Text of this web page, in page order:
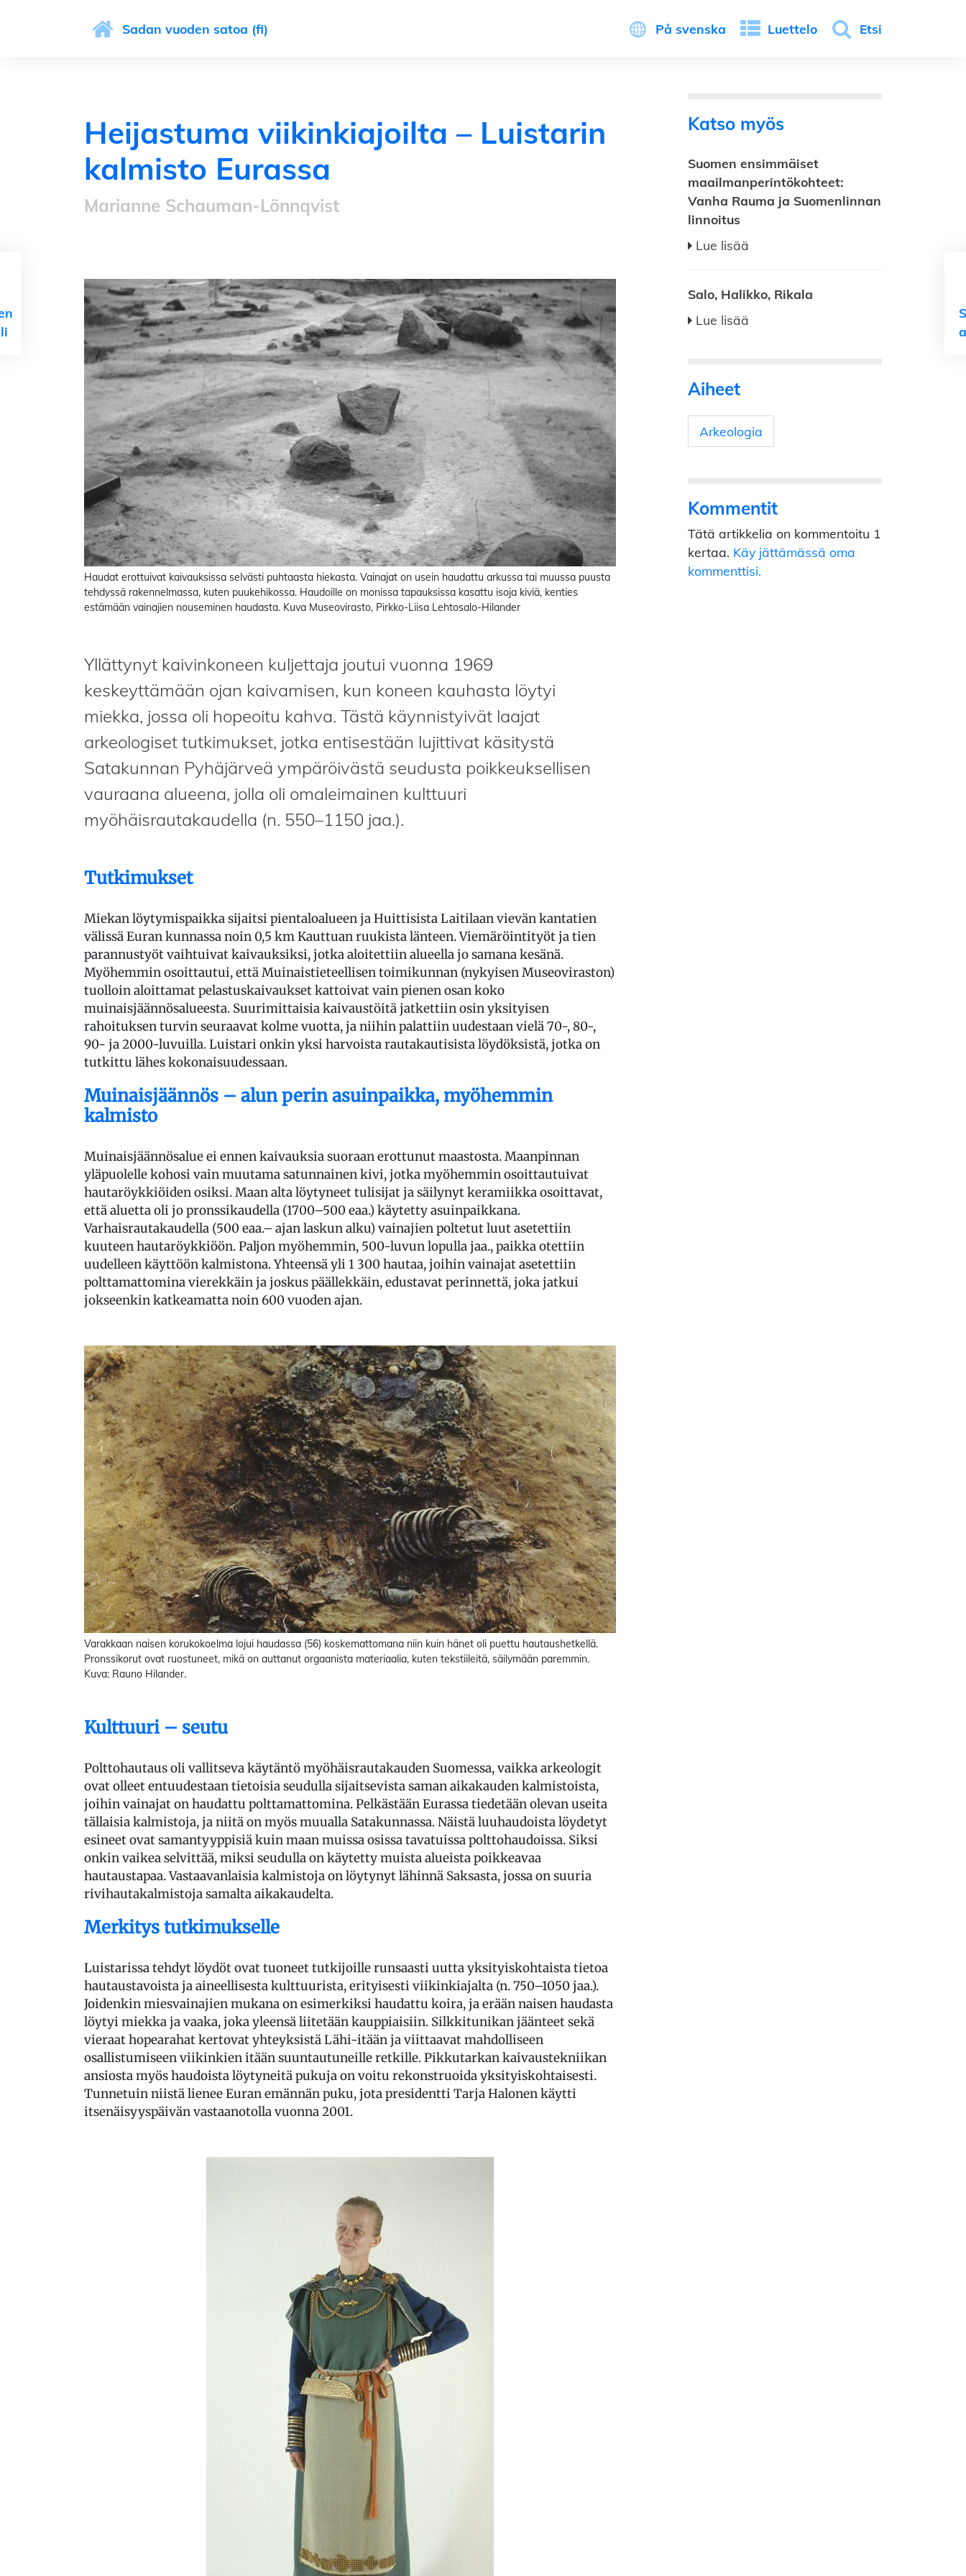
Sadan vuoden satoa (fi) Etsi
Luettelo
På svenska
Heijastuma viikinkiajoilta – Luistarin
kalmisto Eurassa
Marianne Schauman-Lönnqvist
Haudat erottuivat kaivauksissa selvästi puhtaasta hiekasta. Vainajat on usein haudattu arkussa tai muussa puusta
tehdyssä rakennelmassa, kuten puukehikossa. Haudoille on monissa tapauksissa kasattu isoja kiviä, kenties
estämään vainajien nouseminen haudasta. Kuva Museovirasto, Pirkko-Liisa Lehtosalo-Hilander
Yllättynyt kaivinkoneen kuljettaja joutui vuonna 1969
keskeyttämään ojan kaivamisen, kun koneen kauhasta löytyi
miekka, jossa oli hopeoitu kahva. Tästä käynnistyivät laajat
arkeologiset tutkimukset, jotka entisestään lujittivat käsitystä
Satakunnan Pyhäjärveä ympäröivästä seudusta poikkeuksellisen
vauraana alueena, jolla oli omaleimainen kulttuuri
myöhäisrautakaudella (n. 550–1150 jaa.).
Tutkimukset
Miekan löytymispaikka sijaitsi pientaloalueen ja Huittisista Laitilaan vievän kantatien
välissä Euran kunnassa noin 0,5 km Kauttuan ruukista länteen. Viemäröintityöt ja tien
parannustyöt vaihtuivat kaivauksiksi, jotka aloitettiin alueella jo samana kesänä.
Myöhemmin osoittautui, että Muinaistieteellisen toimikunnan (nykyisen Museoviraston)
tuolloin aloittamat pelastuskaivaukset kattoivat vain pienen osan koko
muinaisjäännösalueesta. Suurimittaisia kaivaustöitä jatkettiin osin yksityisen
rahoituksen turvin seuraavat kolme vuotta, ja niihin palattiin uudestaan vielä 70-, 80-,
90- ja 2000-luvuilla. Luistari onkin yksi harvoista rautakautisista löydöksistä, jotka on
tutkittu lähes kokonaisuudessaan.
Muinaisjäännös – alun perin asuinpaikka, myöhemmin
kalmisto
Muinaisjäännösalue ei ennen kaivauksia suoraan erottunut maastosta. Maanpinnan
yläpuolelle kohosi vain muutama satunnainen kivi, jotka myöhemmin osoittautuivat
hautaröykkiöiden osiksi. Maan alta löytyneet tulisijat ja säilynyt keramiikka osoittavat,
että aluetta oli jo pronssikaudella (1700–500 eaa.) käytetty asuinpaikkana.
Varhaisrautakaudella (500 eaa.– ajan laskun alku) vainajien poltetut luut asetettiin
kuuteen hautaröykkiöön. Paljon myöhemmin, 500-luvun lopulla jaa., paikka otettiin
uudelleen käyttöön kalmistona. Yhteensä yli 1 300 hautaa, joihin vainajat asetettiin
polttamattomina vierekkäin ja joskus päällekkäin, edustavat perinnettä, joka jatkui
jokseenkin katkeamatta noin 600 vuoden ajan.
Varakkaan naisen korukokoelma lojui haudassa (56) koskemattomana niin kuin hänet oli puettu hautaushetkellä.
Pronssikorut ovat ruostuneet, mikä on auttanut orgaanista materiaalia, kuten tekstiileitä, säilymään paremmin.
Kuva: Rauno Hilander.
Kulttuuri – seutu
Polttohautaus oli vallitseva käytäntö myöhäisrautakauden Suomessa, vaikka arkeologit
ovat olleet entuudestaan tietoisia seudulla sijaitsevista saman aikakauden kalmistoista,
joihin vainajat on haudattu polttamattomina. Pelkästään Eurassa tiedetään olevan useita
tällaisia kalmistoja, ja niitä on myös muualla Satakunnassa. Näistä luuhaudoista löydetyt
esineet ovat samantyyppisiä kuin maan muissa osissa tavatuissa polttohaudoissa. Siksi
onkin vaikea selvittää, miksi seudulla on käytetty muista alueista poikkeavaa
hautaustapaa. Vastaavanlaisia kalmistoja on löytynyt lähinnä Saksasta, jossa on suuria
rivihautakalmistoja samalta aikakaudelta.
Merkitys tutkimukselle
Luistarissa tehdyt löydöt ovat tuoneet tutkijoille runsaasti uutta yksityiskohtaista tietoa
hautaustavoista ja aineellisesta kulttuurista, erityisesti viikinkiajalta (n. 750–1050 jaa.).
Joidenkin miesvainajien mukana on esimerkiksi haudattu koira, ja erään naisen haudasta
löytyi miekka ja vaaka, joka yleensä liitetään kauppiaisiin. Silkkitunikan jäänteet sekä
vieraat hopearahat kertovat yhteyksistä Lähi-itään ja viittaavat mahdolliseen
osallistumiseen viikinkien itään suuntautuneille retkille. Pikkutarkan kaivaustekniikan
ansiosta myös haudoista löytyneitä pukuja on voitu rekonstruoida yksityiskohtaisesti.
Tunnetuin niistä lienee Euran emännän puku, jota presidentti Tarja Halonen käytti
itsenäisyyspäivän vastaanotolla vuonna 2001.
Katso myös
Suomen ensimmäiset
maailmanperintökohteet:
Vanha Rauma ja Suomenlinnan
linnoitus
Lue lisää
Salo, Halikko, Rikala
Lue lisää
Aiheet
Arkeologia
Kommentit
Tätä artikkelia on kommentoitu 1
kertaa. Käy jättämässä oma
kommenttisi.